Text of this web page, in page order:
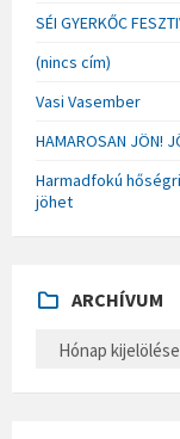
SÉI GYERKŐC
(nincs cím)
Vasi Vasember
HAMAROSAN JÖN!
Harmadfokú
jöhet
ARCHÍVUM
H